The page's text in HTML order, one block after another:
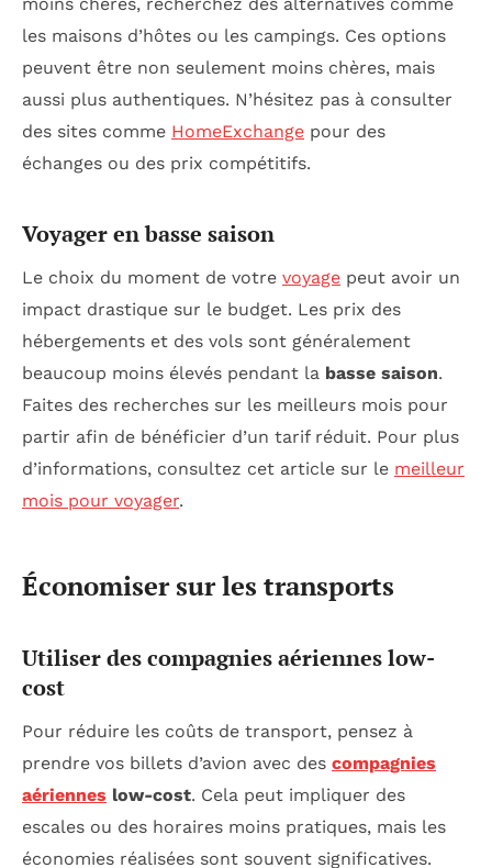
les maisons d’hôtes ou les campings. Ces options
peuvent être non seulement moins chères, mais
aussi plus authentiques. N’hésitez pas à consulter
des sites comme HomeExchange pour des
échanges ou des prix compétitifs.
Voyager en basse saison
Le choix du moment de votre voyage peut avoir un
impact drastique sur le budget. Les prix des
hébergements et des vols sont généralement
beaucoup moins élevés pendant la basse saison.
Faites des recherches sur les meilleurs mois pour
partir afin de bénéficier d’un tarif réduit. Pour plus
d’informations, consultez cet article sur le meilleur
mois pour voyager.
Économiser sur les transports
Utiliser des compagnies aériennes low-
cost
Pour réduire les coûts de transport, pensez à
prendre vos billets d’avion avec des compagnies
aériennes low-cost. Cela peut impliquer des
escales ou des horaires moins pratiques, mais les
économies réalisées sont souvent significatives.